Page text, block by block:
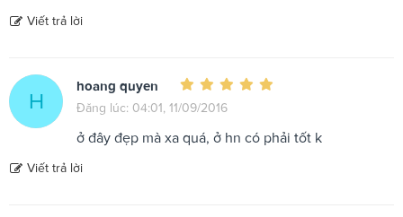
Viết trả lời
H
hoang quyen
Đăng lúc: 04:01, 11/09/2016
ở đây đẹp mà xa quá, ở hn có phải tốt k
Viết trả lời